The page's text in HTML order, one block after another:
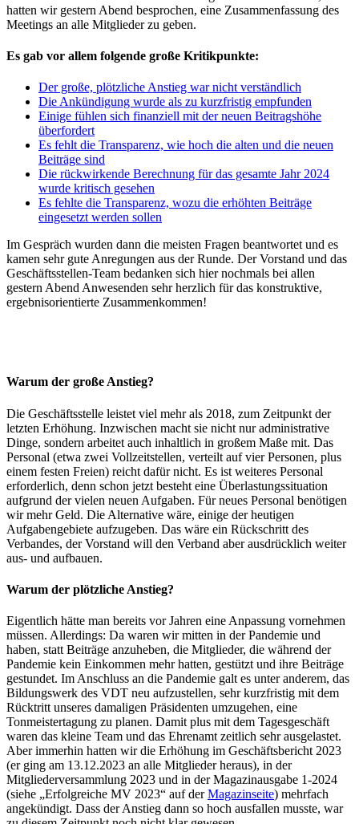
hatten wir gestern Abend besprochen, eine Zusammenfassung des
Meetings an alle Mitglieder zu geben.
Es gab vor allem folgende große Kritikpunkte:
Der große, plötzliche Anstieg war nicht verständlich
Die Ankündigung wurde als zu kurzfristig empfunden
Einige fühlen sich finanziell mit der neuen Beitragshöhe
überfordert
Es fehlt die Transparenz, wie hoch die alten und die neuen
Beiträge sind
Die rückwirkende Berechnung für das gesamte Jahr 2024
wurde kritisch gesehen
Es fehlte die Transparenz, wozu die erhöhten Beiträge
eingesetzt werden sollen
Im Gespräch wurden dann die meisten Fragen beantwortet und es
kamen sehr gute Anregungen aus der Runde. Der Vorstand und das
Geschäftsstellen-Team bedanken sich hier nochmals bei allen
gestern Abend Anwesenden sehr herzlich für das konstruktive,
ergebnisorientierte Zusammenkommen!
Warum der große Anstieg?
Die Geschäftsstelle leistet viel mehr als 2018, zum Zeitpunkt der
letzten Erhöhung. Inzwischen macht sie nicht nur administrative
Dinge, sondern arbeitet auch inhaltlich in großem Maße mit. Das
Personal (etwa zwei Vollzeitstellen, verteilt auf vier Personen, plus
einem festen Freien) reicht dafür nicht. Es ist weiteres Personal
erforderlich, denn schon jetzt besteht eine Überlastungssituation
aufgrund der vielen neuen Aufgaben. Für neues Personal benötigen
wir mehr Geld. Die Alternative wäre, einige der heutigen
Aufgabengebiete aufzugeben. Das wäre ein Rückschritt des
Verbandes, der Vorstand will den Verband aber ausdrücklich weiter
aus- und aufbauen.
Warum der plötzliche Anstieg?
Eigentlich hätte man bereits vor Jahren eine Anpassung vornehmen
müssen. Allerdings: Da waren wir mitten in der Pandemie und
haben, statt Beiträge anzuheben, die Mitglieder, die während der
Pandemie kein Einkommen mehr hatten, gestützt und ihre Beiträge
gestundet. Im Anschluss an die Pandemie galt es unter anderem, das
Bildungswerk des VDT neu aufzustellen, sehr kurzfristig mit dem
Rücktritt unseres damaligen Präsidenten umzugehen, eine
Tonmeistertagung zu planen. Damit plus mit dem Tagesgeschäft
waren das kleine Team und das Ehrenamt zeitlich sehr ausgelastet.
Aber immerhin hatten wir die Erhöhung im Geschäftsbericht 2023
(er ging am 13.12.2023 an alle Mitglieder heraus), in der
Mitgliederversammlung 2023 und in der Magazinausgabe 1-2024
(siehe „Erfolgreiche MV 2023“ auf derMagazinseite) mehrfach
angekündigt. Dass der Anstieg dann so hoch ausfallen musste, war